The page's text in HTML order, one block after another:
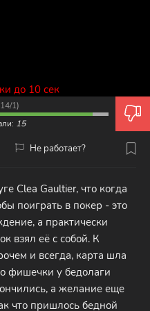
Clea Gaultier, что когда
поиграть в покер - это
а практически
взял её с собой. К
и всегда, карта шла
фишечки у бедолаги
а желание еще
что пришлось бедной
до 10 сек
15
14/1)
Не работает?